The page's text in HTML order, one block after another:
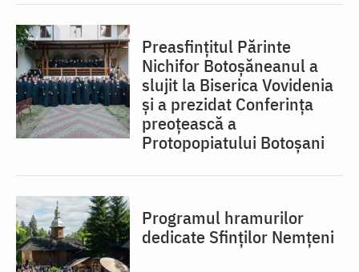
Preasfințitul Părinte
Nichifor Botoșăneanul a
slujit la Biserica Vovidenia
și a prezidat Conferința
preoțească a
Protopopiatului Botoșani
Programul hramurilor
dedicate Sfinților Nemțeni